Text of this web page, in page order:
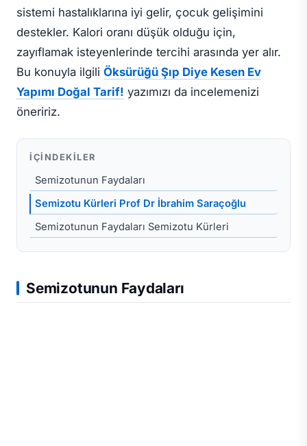
sistemi hastalıklarına iyi gelir, çocuk gelişimini
destekler. Kalori oranı düşük olduğu için,
zayıflamak isteyenlerinde tercihi arasında yer alır.
Bu konuyla ilgili Öksürüğü Şıp Diye Kesen Ev
Yapımı Doğal Tarif! yazımızı da incelemenizi
öneririz.
İÇINDEKILER
Semizotunun Faydaları
Semizotu Kürleri Prof Dr İbrahim Saraçoğlu
Semizotunun Faydaları Semizotu Kürleri
Semizotunun Faydaları